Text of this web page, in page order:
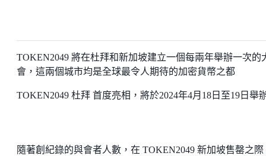
TOKEN2049 將在杜拜和新加坡建立一個每兩年舉辦一次的
會，這兩個城市均是全球最令人期待的加密貨幣之都
TOKEN2049 杜拜 首度亮相，將於2024年4月18日至19日舉
隨著創紀錄的與會者人數，在 TOKEN2049 新加坡售罄之際